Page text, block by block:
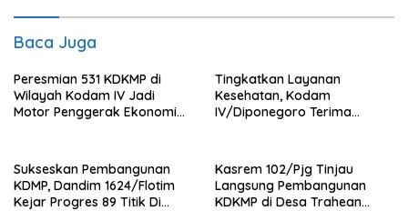
Baca Juga
Peresmian 531 KDKMP di
Wilayah Kodam IV Jadi
Motor Penggerak Ekonomi
Tingkatkan Layanan
Kesehatan, Kodam
IV/Diponegoro Terima
Sukseskan Pembangunan
KDMP, Dandim 1624/Flotim
Kejar Progres 89 Titik Di
Kasrem 102/Pjg Tinjau
Langsung Pembangunan
KDKMP di Desa Trahean